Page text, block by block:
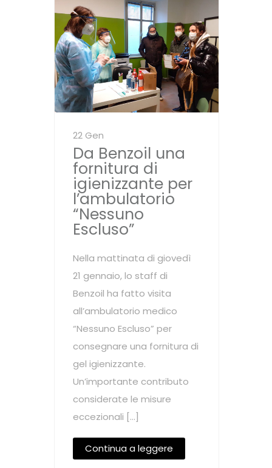
22 Gen
Da Benzoil una
fornitura di
igienizzante per
l’ambulatorio
“Nessuno
Escluso”
Nella mattinata di giovedì
21 gennaio, lo staff di
Benzoil ha fatto visita
all’ambulatorio medico
“Nessuno Escluso” per
consegnare una fornitura di
gel igienizzante.
Un’importante contributo
considerate le misure
eccezionali […]
Continua a leggere